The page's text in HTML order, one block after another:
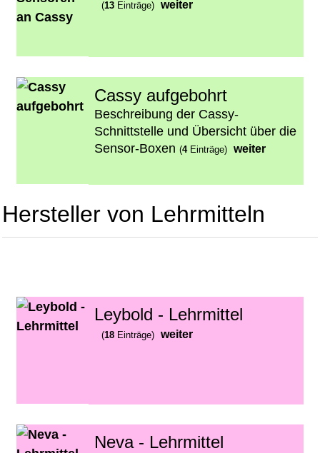
(13Einträge) weiter
Cassy aufgebohrt
Beschreibung der Cassy-
Schnittstelle und Übersicht über die
Sensor-Boxen (4Einträge) weiter
Hersteller von Lehrmitteln
Leybold - Lehrmittel
(18Einträge) weiter
Neva - Lehrmittel